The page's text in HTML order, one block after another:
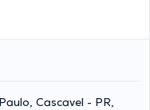
Cascavel - PR,